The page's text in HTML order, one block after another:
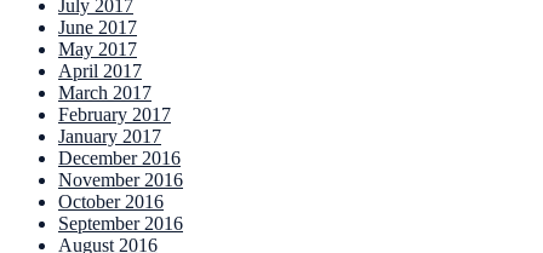
July 2017
June 2017
May 2017
April 2017
March 2017
February 2017
January 2017
December 2016
November 2016
October 2016
September 2016
August 2016